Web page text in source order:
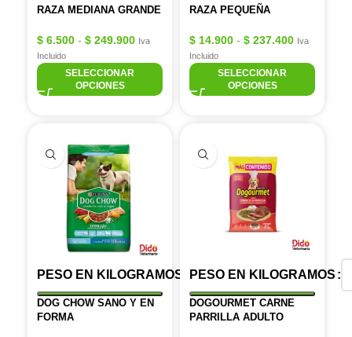
RAZA MEDIANA GRANDE
$ 6.500 - $ 249.900 Iva
Incluido
SELECCIONAR
OPCIONES
RAZA PEQUEÑA
$ 14.900 - $ 237.400 Iva
Incluido
SELECCIONAR
OPCIONES
PESO EN KILOGRAMOS
DOG CHOW SANO Y EN
FORMA
PESO EN KILOGRAMOS
DOGOURMET CARNE
PARRILLA ADULTO